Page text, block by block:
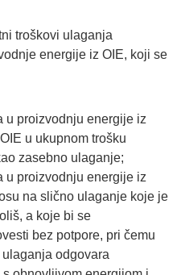
troškovi ulaganja
energije iz OIE, koji se
u proizvodnju energije iz
u ukupnom trošku
zasebno ulaganje;
u proizvodnju energije iz
na slično ulaganje koje je
a koje bi se
bez potpore, pri čemu
odgovara